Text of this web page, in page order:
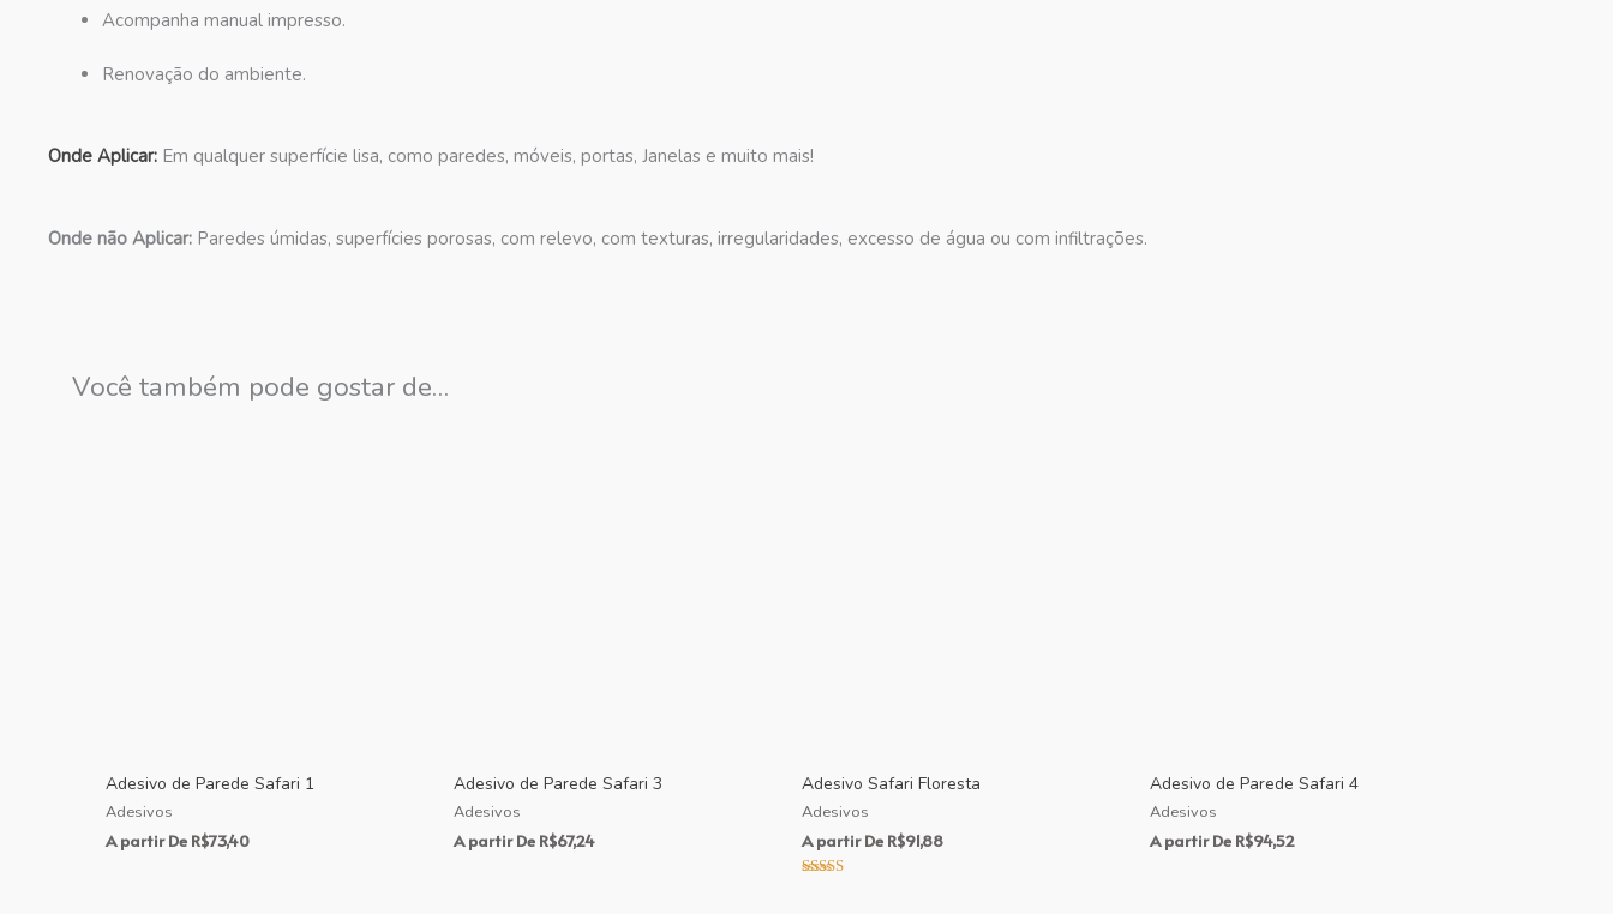
Acompanha manual impresso.
Renovação do ambiente.
Onde Aplicar: Em qualquer superfície lisa, como paredes, móveis, portas, Janelas e muito mais!
Onde não Aplicar: Paredes úmidas, superfícies porosas, com relevo, com texturas, irregularidades, excesso de água ou com infiltrações.
Você também pode gostar de…
Adesivo de Parede Safari 1
Adesivos
A partir De R$73,40
Adesivo de Parede Safari 3
Adesivos
A partir De R$67,24
Adesivo Safari Floresta
Adesivos
A partir De R$91,88
Adesivo de Parede Safari 4
Adesivos
A partir De R$94,52